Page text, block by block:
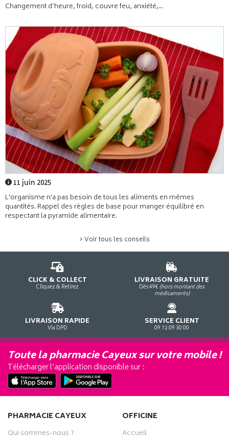
Changement d’heure, froid, couvre feu, anxiété,...
11 juin 2025
L'organisme n'a pas besoin de tous les aliments en mêmes
quantités. Rappel des règles de base pour manger équilibré en
respectant la pyramide alimentaire.
> Voir tous les conseils
CLICK & COLLECT
Cliquez & Retirez
LIVRAISON GRATUITE
Dès 49€ (hors montant des
médicaments)
LIVRAISON RAPIDE
Via DPD
SERVICE CLIENT
09 72 09 30 00
Toute la pharmacie Cayeux sur votre mobile !
Télécharger l’application disponible sur :
PHARMACIE CAYEUX OFFICINE